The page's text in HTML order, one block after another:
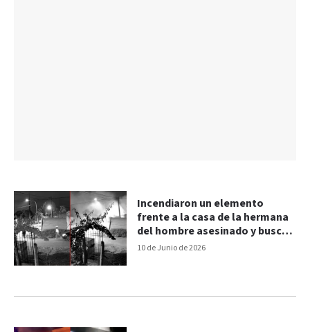
10 de Junio de 2026
Incendiaron un elemento
frente a la casa de la hermana
del hombre asesinado y buscan
a tres sospechosos